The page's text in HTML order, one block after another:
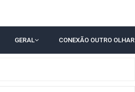
GERAL CONEXÃO OUTRO OLHAR